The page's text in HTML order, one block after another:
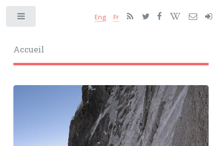
Accueil
Eng Fr